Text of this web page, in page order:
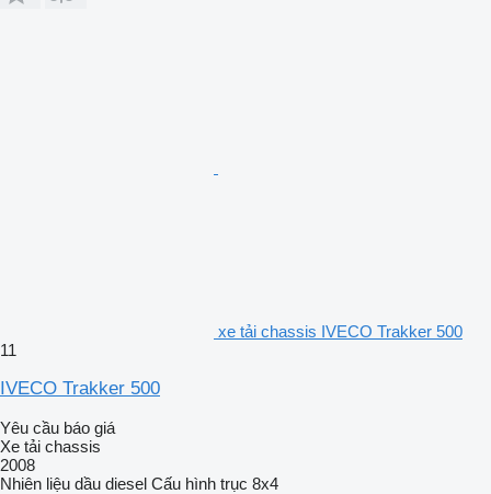
xe tải chassis IVECO Trakker 500
11
IVECO Trakker 500
Yêu cầu báo giá
Xe tải chassis
2008
Nhiên liệu dầu diesel Cấu hình trục 8x4